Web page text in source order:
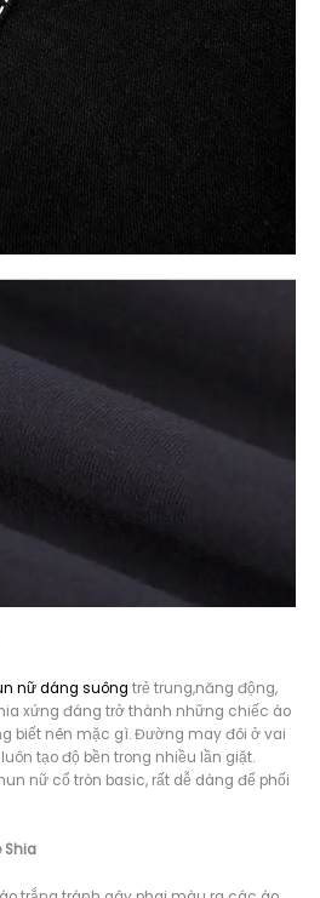
nữ dáng suông trẻ trung,năng động,
xứng đáng trở thành những chiếc áo
biết nên mặc gì. Đường may đôi ở vai
tạo độ bền trong nhiều lần giặt.
nữ cổ tròn basic, rất dễ dàng để phối
Shia